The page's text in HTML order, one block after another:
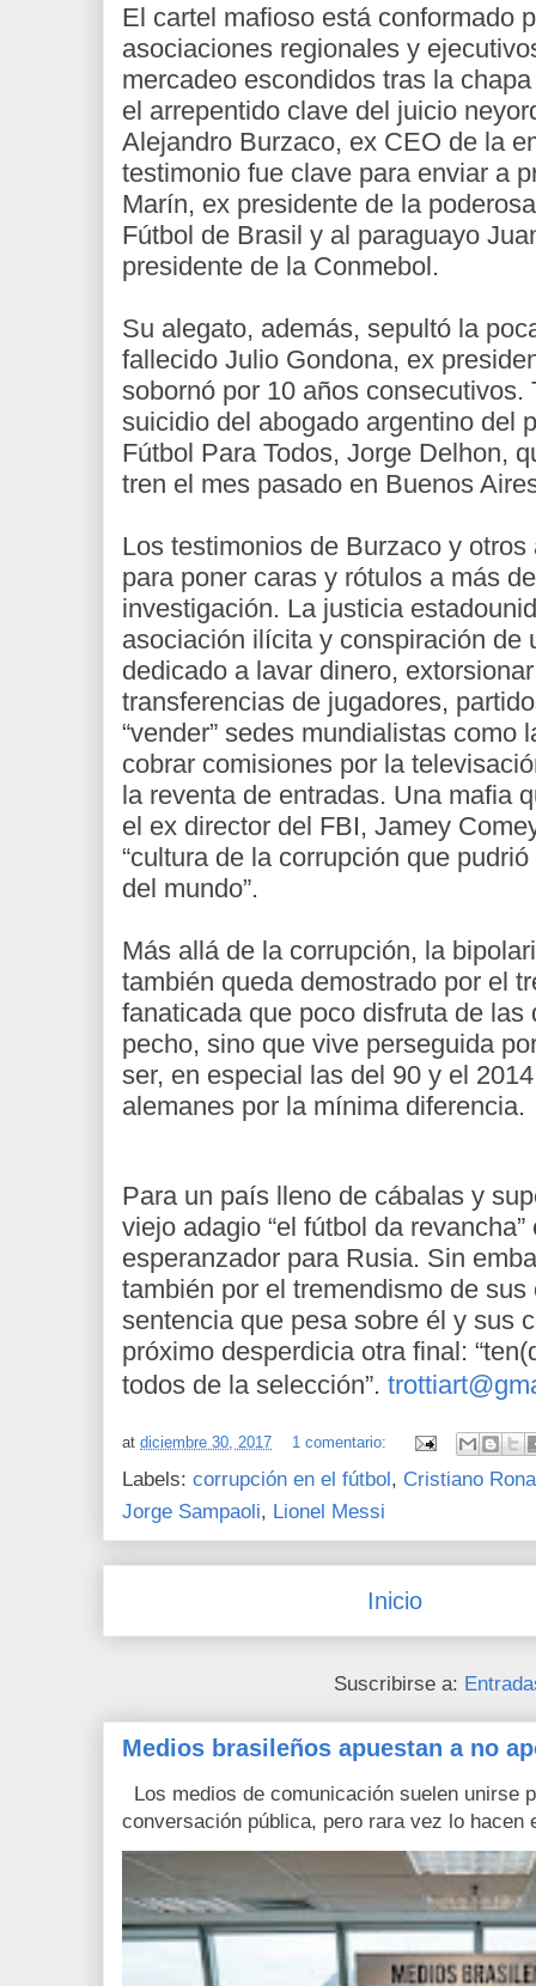
El cartel mafioso está conformado
asociaciones regionales y
mercadeo escondidos tras la
el arrepentido clave del juicio
Alejandro Burzaco, ex CEO de la
testimonio fue clave para enviar a
Marín, ex presidente de la
Fútbol de Brasil y al paraguayo
presidente de la Conmebol.
Su alegato, además, sepultó la
fallecido Julio Gondona, ex
sobornó por 10 años consecutivos.
suicidio del abogado argentino del
Fútbol Para Todos, Jorge Delhon,
tren el mes pasado en Buenos
Los testimonios de Burzaco y
para poner caras y rótulos a más
investigación. La justicia
asociación ilícita y conspiración de
dedicado a lavar dinero,
transferencias de jugadores,
“vender” sedes mundialistas como
cobrar comisiones por la
la reventa de entradas. Una mafia
el ex director del FBI, Jamey
“cultura de la corrupción que
del mundo”.
Más allá de la corrupción, la
también queda demostrado por el
fanaticada que poco disfruta de las
pecho, sino que vive perseguida
ser, en especial las del 90 y el
alemanes por la mínima diferencia.
Para un país lleno de cábalas y
viejo adagio “el fútbol da
esperanzador para Rusia. Sin
también por el tremendismo de
sentencia que pesa sobre él y sus
próximo desperdicia otra final:
todos de la selección”.
at diciembre 30, 2017 1 comentario:
Labels: corrupción en el fútbol, Cristiano
Jorge Sampaoli, Lionel Messi
Inicio
Suscribirse a:
Medios brasileños apuestan a no
Los medios de comunicación suelen unirse
conversación pública, pero rara vez lo hacen